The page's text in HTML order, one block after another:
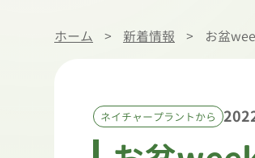
ホーム > 新着情報 > お盆
ネイチャープラントから